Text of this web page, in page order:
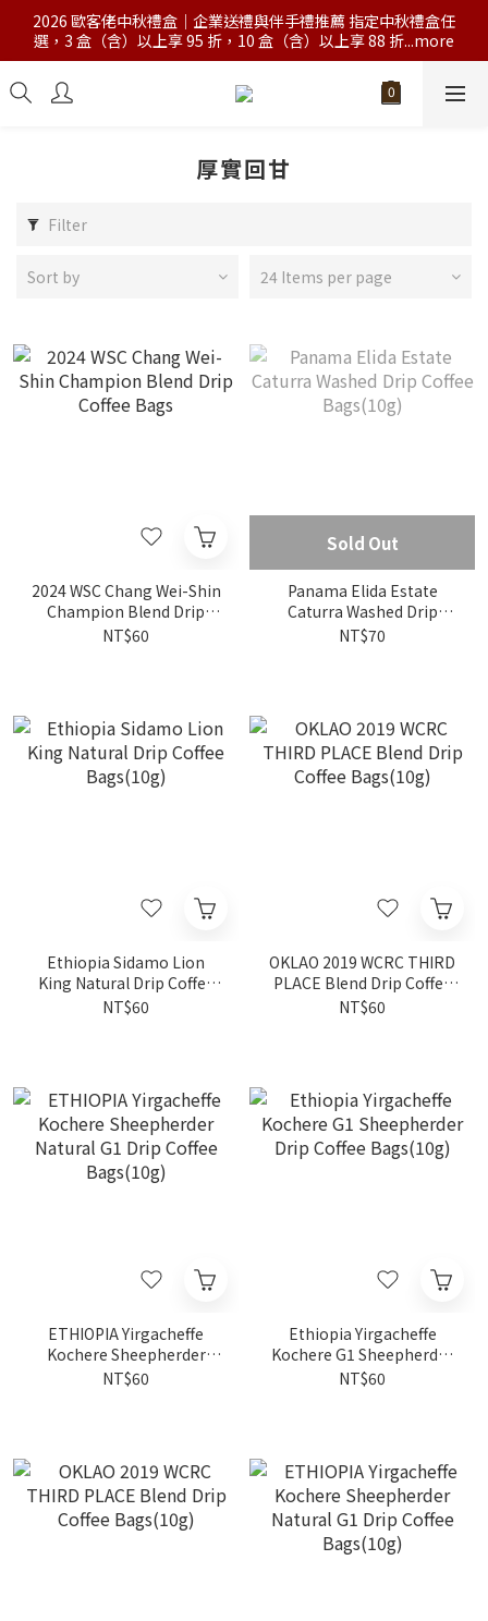
2026 歐客佬中秋禮盒｜企業送禮與伴手禮推薦 指定中秋禮盒任
選，3 盒（含）以上享 95 折，10 盒（含）以上享 88 折...more
厚實回甘
Filter
Sort by 24 Items per page
2024 WSC Chang Wei-Shin
Champion Blend Drip
Coffee Bags
NT$60
Sold Out
Panama Elida Estate
Caturra Washed Drip
Coffee Bags(10g)
NT$70
Ethiopia Sidamo Lion
King Natural Drip Coffee
Bags(10g)
NT$60
OKLAO 2019 WCRC THIRD
PLACE Blend Drip Coffee
Bags(10g)
NT$60
ETHIOPIA Yirgacheffe
Kochere Sheepherder
Natural G1 Drip CoffeeNT$60
Ethiopia Yirgacheffe
Kochere G1 Sheepherder
Drip Coffee Bags(10g)
NT$60